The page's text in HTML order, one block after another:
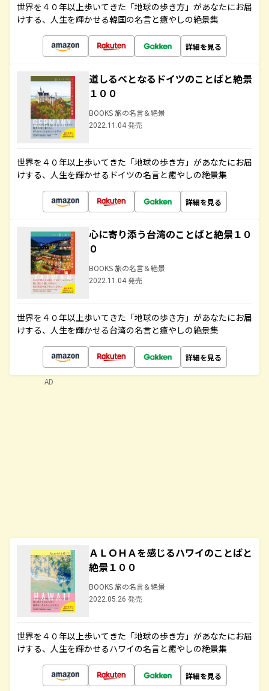
世界を４０年以上歩いてきた「地球の歩き方」があなたにお届
けする、人生を輝かせる韓国の名言と癒やしの絶景集
詳細を見る
道しるべとなるドイツのことばと絶景
１００
BOOKS 旅の名言＆絶景
2022.11.04 発売
世界を４０年以上歩いてきた「地球の歩き方」があなたにお届
けする、人生を輝かせるドイツの名言と癒やしの絶景集
詳細を見る
心に寄り添う台湾のことばと絶景１０
０
BOOKS 旅の名言＆絶景
2022.11.04 発売
世界を４０年以上歩いてきた「地球の歩き方」があなたにお届
けする、人生を輝かせる台湾の名言と癒やしの絶景集
詳細を見る
ＡＬＯＨＡを感じるハワイのことばと
絶景１００
BOOKS 旅の名言＆絶景
2022.05.26 発売
世界を４０年以上歩いてきた「地球の歩き方」があなたにお届
けする、人生を輝かせるハワイの名言と癒やしの絶景集
詳細を見る
AD